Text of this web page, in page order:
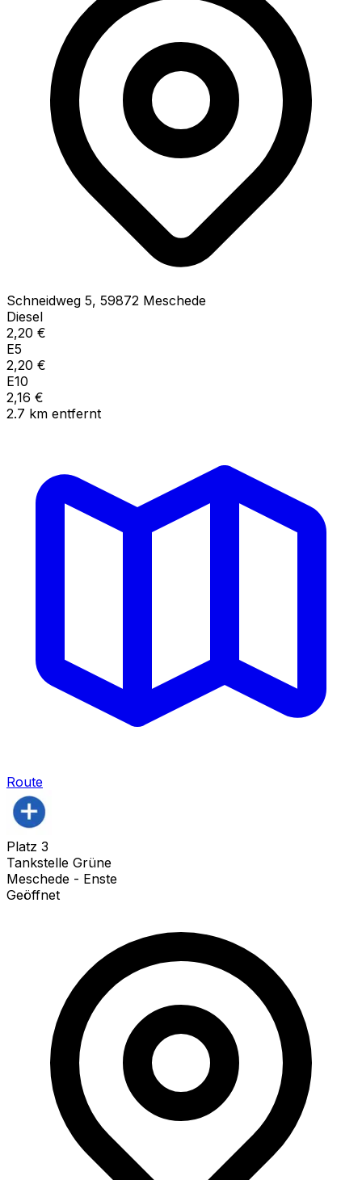
Schneidweg 5, 59872 Meschede
Diesel
2,20 €
E5
2,20 €
E10
2,16 €
2.7 km entfernt
Route
Platz 3
Tankstelle Grüne
Meschede - Enste
Geöffnet